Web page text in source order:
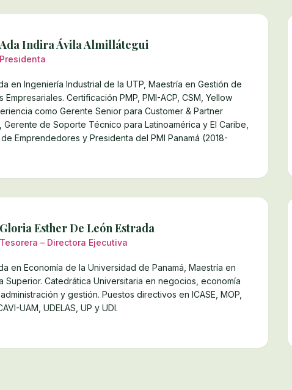
Ada Indira Ávila Almillátegui
Presidenta
en Ingeniería Industrial de la UTP, Maestría en Gestión de
Empresariales. Certificación PMP, PMI-ACP, CSM, Yellow
como Gerente Senior para Customer & Partner
Gerente de Soporte Técnico para Latinoamérica y El Caribe,
Emprendedores y Presidenta del PMI Panamá (2018-
Gloria Esther De León Estrada
Tesorera – Directora Ejecutiva
en Economía de la Universidad de Panamá, Maestría en
Superior. Catedrática Universitaria en negocios, economía
y gestión. Puestos directivos en ICASE, MOP,
UAM, UDELAS, UP y UDI.